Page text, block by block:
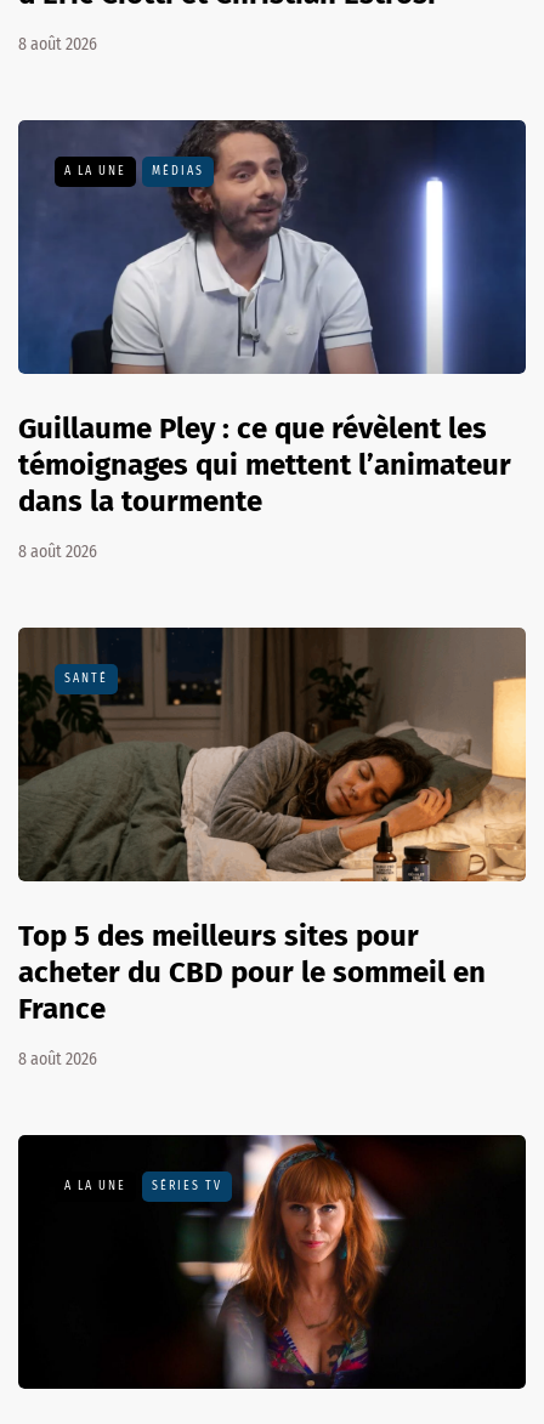
8 août 2026
A LA UNE MÉDIAS
Guillaume Pley : ce que révèlent les
témoignages qui mettent l’animateur
dans la tourmente
8 août 2026
SANTÉ
Top 5 des meilleurs sites pour
acheter du CBD pour le sommeil en
France
8 août 2026
A LA UNE SÉRIES TV